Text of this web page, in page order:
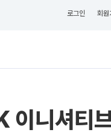
로그인 회원
이니셔티